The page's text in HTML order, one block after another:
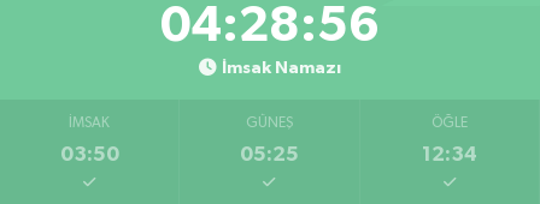
04:28:55
İmsak Namazı
İMSAK
03:50
GÜNEŞ
05:25
ÖĞLE
12:34